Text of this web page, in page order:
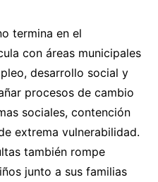
termina en el
con áreas municipales
desarrollo social y
procesos de cambio
sociales, contención
extrema vulnerabilidad.
también rompe
junto a sus familias